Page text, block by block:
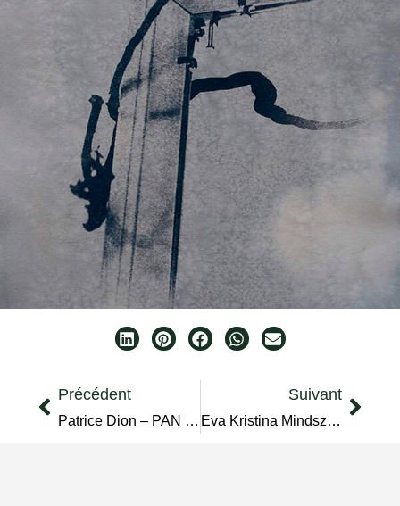
Précédent
Patrice Dion – PAN et caetera – Monferran-Savès
Suivant
Eva Kristina Mindszenti – Hôpital public, Visites Privées – Monferran-Savès